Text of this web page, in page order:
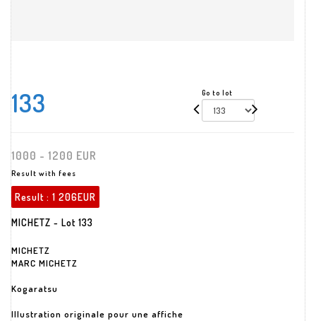
133 Go to lot
1000 - 1200 EUR
Result with fees
Result : 1 206EUR
MICHETZ - Lot 133
MICHETZ
MARC MICHETZ
Kogaratsu
Illustration originale pour une affiche